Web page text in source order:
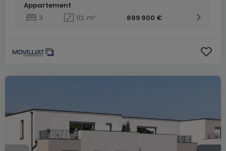
Appartement
3
112 m² 899 900 €